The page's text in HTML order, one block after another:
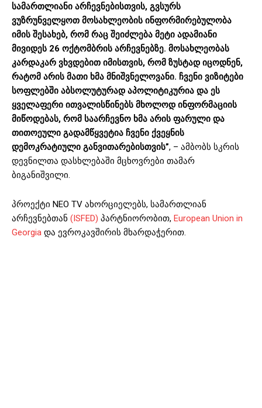
სამართლიანი არჩევნებისთვის, გვსურს
ვუზრუნველყოთ მოსახლეობის ინფორმირებულობა
იმის შესახებ, რომ რაც შეიძლება მეტი ადამიანი
მივიდეს 26 ოქტომბრის არჩევნებზე. მოსახლეობას
კარდაკარ ვხვდებით იმისთვის, რომ ზუსტად იცოდნენ,
რატომ არის მათი ხმა მნიშვნელოვანი. ჩვენი ვიზიტები
სოფლებში აბსოლუტურად აპოლიტიკურია და ეს
ყველაფერი ითვალისწინებს მხოლოდ ინფორმაციის
მიწოდებას, რომ საარჩევნო ხმა არის ფარული და
თითოეული გადამწყვეტია ჩვენი ქვეყნის
დემოკრატიული განვითარებისთვის”, – ამბობს სკრის
დევნილთა დასხლებაში მცხოვრები თამარ
ბიგანიშვილი.
პროექტი NEO TV ახორციელებს, სამართლიან
არჩევნებთან (ISFED) პარტნიორობით, European Union in
Georgia და ევროკავშირის მხარდაჭერით.